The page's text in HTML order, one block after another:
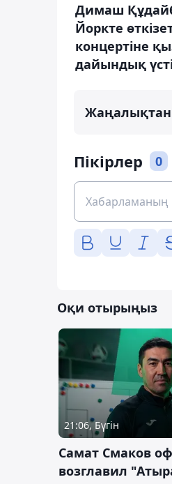
Димаш
Йоркте
концертіне
дайындық
Жаңалықтан
Пікірлер 0
Оқи отырыңыз
21:06, Бүгін
Самат Смаков
возглавил